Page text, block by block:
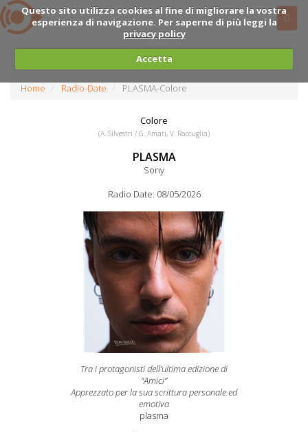
Questo sito utilizza cookies al fine di migliorare la vostra
esperienza di navigazione. Per saperne di più leggi la
privacy policy
Accetta
Home Radio-Date PLASMA-Colore
Colore
(A. Silvestri / G. Amati, V. Raccuglia)
PLASMA
Sony
Radio Date: 08/05/2026
Tra i protagonisti dell’ultima edizione di
“Amici”
Apprezzato per la sua scrittura personale ed
emotiva
plasma